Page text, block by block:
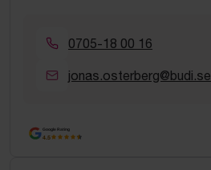
0705-18 00 16
jonas.osterberg@budi.se
Google Rating
4.5